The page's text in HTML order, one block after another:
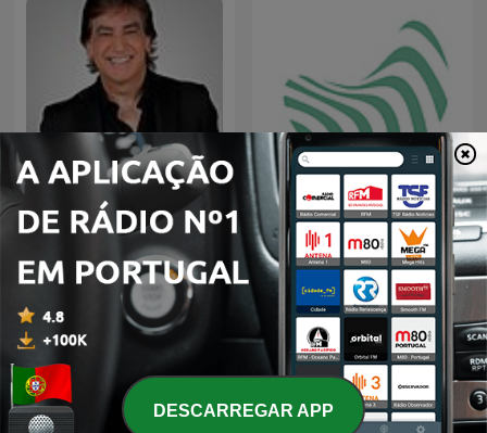
Dante Gebel Live Igreja RIO
DESCARREGAR APP